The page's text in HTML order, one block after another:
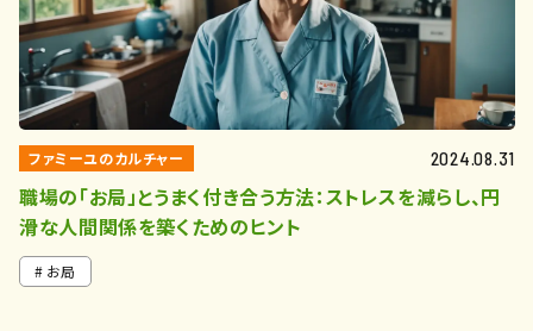
ファミーユのカルチャー 2024.08.31
職場の「お局」とうまく付き合う方法：ストレスを減らし、円
滑な人間関係を築くためのヒント
お局